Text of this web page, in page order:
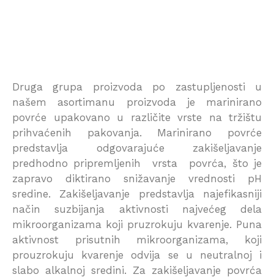
Druga grupa proizvoda po zastupljenosti u
našem asortimanu proizvoda je marinirano
povrće upakovano u različite vrste na tržištu
prihvaćenih pakovanja. Marinirano povrće
predstavlja odgovarajuće zakišeljavanje
predhodno pripremljenih vrsta povrća, što je
zapravo diktirano snižavanje vrednosti pH
sredine. Zakišeljavanje predstavlja najefikasniji
način suzbijanja aktivnosti najvećeg dela
mikroorganizama koji pruzrokuju kvarenje. Puna
aktivnost prisutnih mikroorganizama, koji
prouzrokuju kvarenje odvija se u neutralnoj i
slabo alkalnoj sredini. Za zakišeljavanje povrća